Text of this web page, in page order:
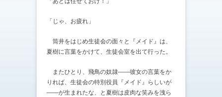
「じゃ、お疲れ」
筒井をはじめ生徒会の面々と『メイド』は、
夏樹に言葉をかけて、生徒会室を出て行った。
またひとり、飛鳥の奴隷——彼女の言葉をか
りれば、生徒会の特別役員『メイド』らしいが
——が生まれたな、と夏樹は皮肉な笑みを洩ら